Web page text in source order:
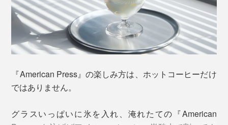
注ぎ口のパッキンを容器にしっかり固定してください
ほど蒸らす
「レッドドッド・デザイン賞2018」受賞時のアレキサンダー・アルバニーズ氏
そのデザインと構造は、世界的権威のあるドイツのプロ
ダクトデザイン賞「レッドドッド・デザイン賞
す。
写真はすべてを分解した状態
長くきれいにお使いいただくために、各パーツは細かく
分解してお手入れもできます。
●ポッドのシリコンゴム
ポッド底部のシリコンゴムも外して洗えます。装着する
『American Press』の楽しみ方は、ホットコーヒーだけ
ではありません。
グラスいっぱいに氷を入れ、淹れたての『American